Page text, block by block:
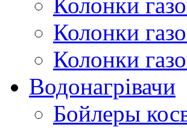
Колонки
Колонки
Водонагрівачи
Бойлеры